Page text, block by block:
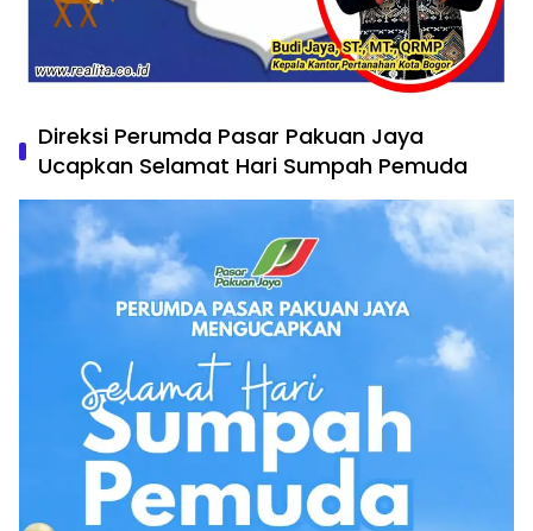
Direksi Perumda Pasar Pakuan Jaya
Ucapkan Selamat Hari Sumpah Pemuda